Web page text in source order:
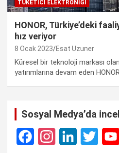
TÜKETICI ELEKTRONIĞI
HONOR, Türkiye’deki
hız veriyor
8 Ocak 2023 Esat Uzuner
Küresel bir teknoloji markası
yatırımlarına devam eden
Sosyal Medya’da